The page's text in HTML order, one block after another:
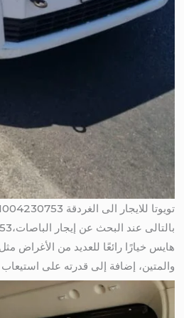
تويوتا للايجار الى الغردقة 01004230753 / ايجار هايس لرحلات الصيف
بالتالى عند البحث عن إيجار الباصات،01004230753 يُعتبر
هايس خيارًا رائعًا للعديد من الأغراض
والمتين، إضافة إلى قدرته على استيعاب عدد